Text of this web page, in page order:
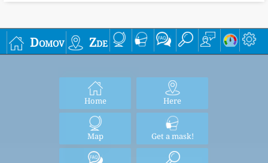
Domov Zde
Home Here
Map Get a mask!